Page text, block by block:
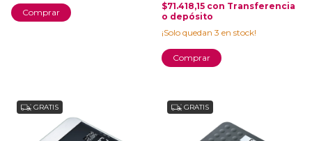
$71.418,15 con Transferencia
o depósito
¡Solo quedan 3 en stock!
GRATIS GRATIS